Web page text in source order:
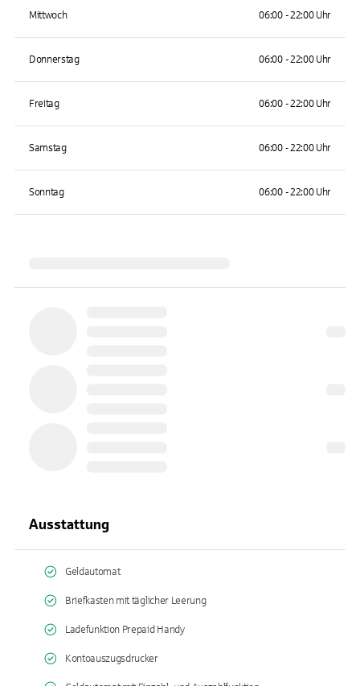
Mittwoch 06:00 - 22:00 Uhr
Donnerstag 06:00 - 22:00 Uhr
Freitag 06:00 - 22:00 Uhr
Samstag 06:00 - 22:00 Uhr
Sonntag 06:00 - 22:00 Uhr
Ausstattung
Geldautomat
Briefkasten mit täglicher Leerung
Ladefunktion Prepaid Handy
Kontoauszugsdrucker